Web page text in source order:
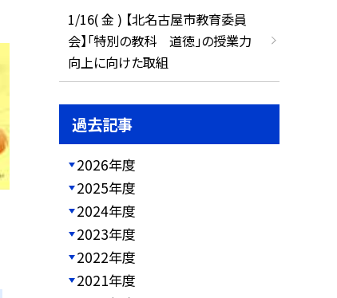
1/16( 金 ) 【北名古屋市教育委員
会】「特別の教科 道徳」の授業力
向上に向けた取組
過去記事
2026年度
2025年度
2024年度
2023年度
2022年度
2021年度